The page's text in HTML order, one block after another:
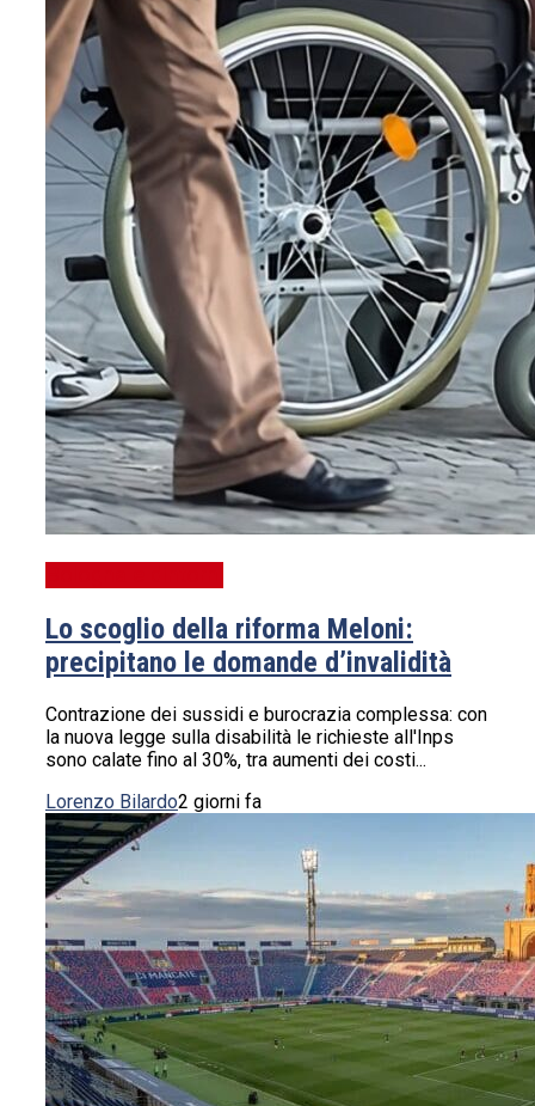
Lo scoglio della riforma Meloni:
precipitano le domande d’invalidità
Contrazione dei sussidi e burocrazia complessa: con
la nuova legge sulla disabilità le richieste all'Inps
sono calate fino al 30%, tra aumenti dei costi...
Lorenzo Bilardo2 giorni fa